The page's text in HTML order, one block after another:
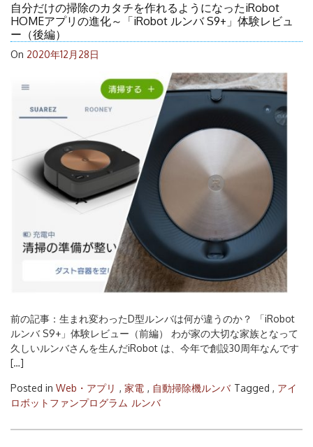
自分だけの掃除のカタチを作れるようになったiRobot
HOMEアプリの進化～「iRobot ルンバ S9+」体験レビュ
ー（後編）
On 2020年12月28日
前の記事：生まれ変わったD型ルンバは何が違うのか？ 「iRobot
ルンバ S9+」体験レビュー（前編） わが家の大切な家族となって
久しいルンバさんを生んだiRobot は、今年で創設30周年なんです
[…]
Posted in Web・アプリ , 家電 , 自動掃除機ルンバ Tagged , アイ
ロボットファンプログラム ルンバ